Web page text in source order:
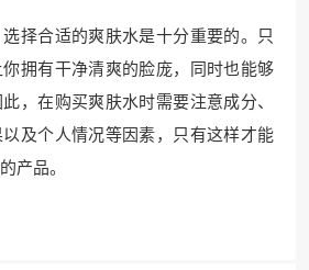
择合适的爽肤水是十分重要的。只
拥有干净清爽的脸庞，同时也能够
，在购买爽肤水时需要注意成分、
及个人情况等因素，只有这样才能
产品。